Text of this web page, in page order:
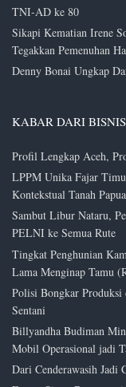
TNI-AD ke 80
Sikapi Kematian Irene
Tegakkan Pemenuhan
Denny Bonai Ungkap
KABAR DARI BISNIS
Profil Lengkap Aceh,
LPPM Unika Fajar
Kontekstual Tanah Papua
Sambut Libur Nataru,
PELNI ke Semua Rute
Tingkat Penghunian
Lama Menginap Tamu
Polisi Bongkar Produksi
Sentani
Billyandha Budiman
Mobil Operasional jadi
Dari Cenderawasih Jadi